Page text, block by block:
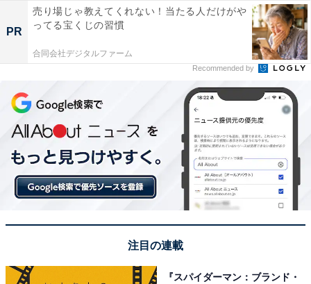
PR
売り場じゃ教えてくれない！当たる人だけがや
ってる宝くじの習慣
合同会社デジタルファーム
Recommended by
注目の連載
『スパイダーマン：ブランド・